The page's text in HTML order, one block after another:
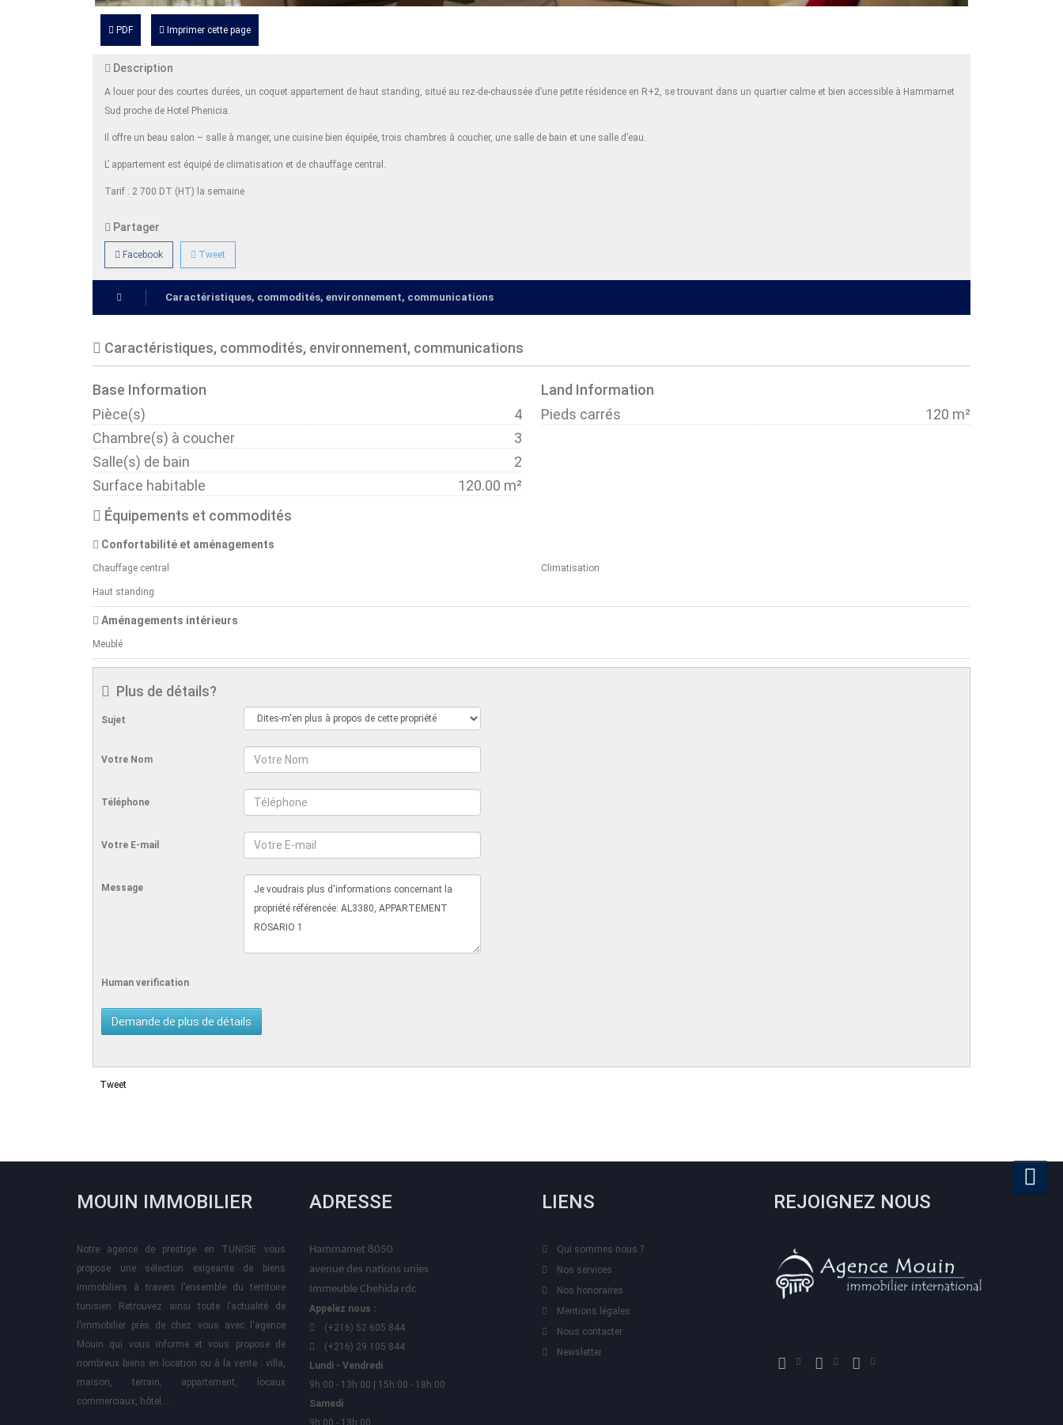
PDF Imprimer cette page
Description
A louer pour des courtes durées, un coquet appartement de haut standing, situé au rez-de-chaussée d’une petite résidence en R+2, se trouvant dans un quartier calme et bien accessible à Hammamet
Sud proche de Hotel Phenicia.
Il offre un beau salon – salle à manger, une cuisine bien équipée, trois chambres à coucher, une salle de bain et une salle d’eau.
L’ appartement est équipé de climatisation et de chauffage central.
Tarif : 2 700 DT (HT) la semaine
Partager
Facebook Tweet
Caractéristiques, commodités, environnement, communications
Caractéristiques, commodités, environnement, communications
Base Information
Pièce(s)
4
Chambre(s) à coucher
3
Salle(s) de bain
2
Surface habitable
120.00 m²
Land Information
Pieds carrés
120 m²
Équipements et commodités
Confortabilité et aménagements
Chauffage central Climatisation
Haut standing
Aménagements intérieurs
Meublé
Plus de détails?
Sujet
Votre Nom
Téléphone
Votre E-mail
Message
Human verification
Tweet
MOUIN IMMOBILIER
Notre agence de prestige en TUNISIE vous
propose une sélection exigeante de biens
immobiliers à travers l’ensemble du territoire
tunisien Retrouvez ainsi toute l’actualité de
l’immobilier près de chez vous avec l'agence
Mouin qui vous informe et vous propose de
nombreux biens en location ou à la vente : villa,
maison, terrain, appartement, locaux
commerciaux, hôtel….
ADRESSE
Hammamet 8050
avenue des nations unies
Immeuble Chehida rdc
Appelez nous :
(+216) 52 605 844
(+216) 29 105 844
Lundi - Vendredi
9h:00 - 13h:00 | 15h:00 - 18h:00
Samedi
9h:00 - 13h:00
LIENS
Qui sommes nous ?
Nos services
Nos honoraires
Mentions légales
Nous contacter
Newsletter
REJOIGNEZ NOUS